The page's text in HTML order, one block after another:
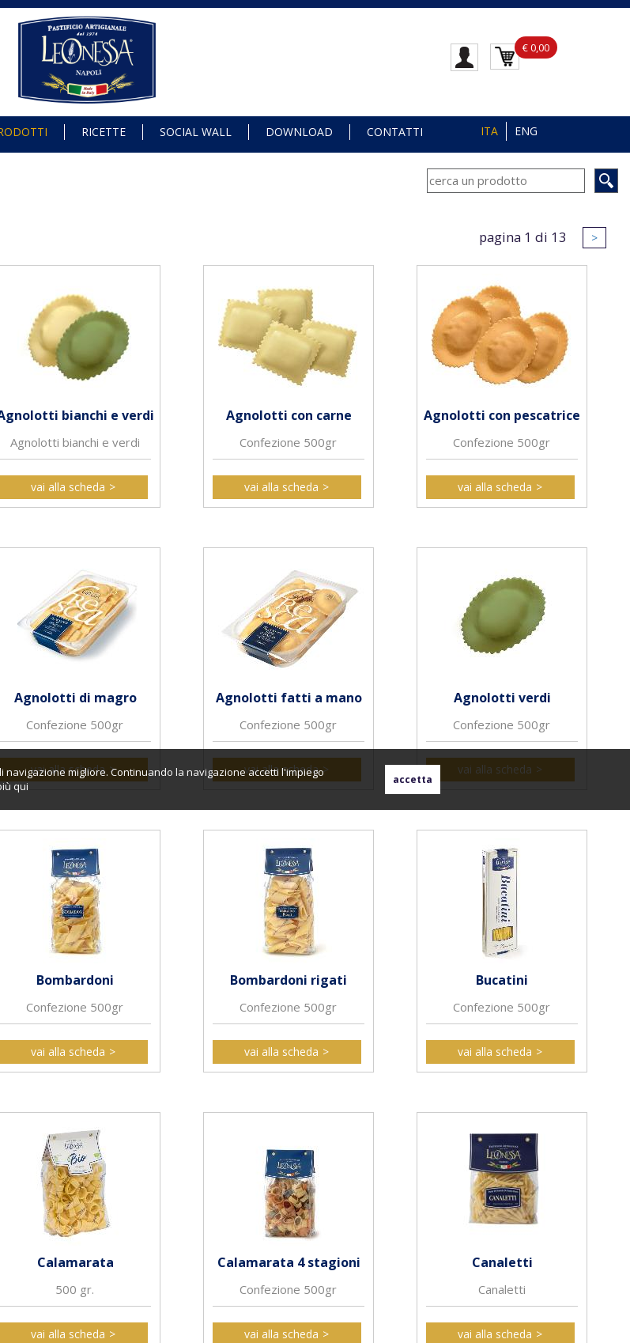
migliore. Continuando la navigazione accetti l'impiego
qui
€ 0,00
RICETTE SOCIAL WALL DOWNLOAD CONTATTI ITA ENG
pagina 1 di 13 >
bianchi e verdi
Agnolotti bianchi e verdi
vai alla scheda
Agnolotti con carne
Confezione 500gr
vai alla scheda
Agnolotti con pescatrice
Confezione 500gr
vai alla scheda
Agnolotti di magro
Confezione 500gr
vai alla scheda
Agnolotti fatti a mano
Confezione 500gr
vai alla scheda
Agnolotti verdi
Confezione 500gr
vai alla scheda
Bombardoni
Confezione 500gr
vai alla scheda
Bombardoni rigati
Confezione 500gr
vai alla scheda
Bucatini
Confezione 500gr
vai alla scheda
Calamarata
500 gr.
vai alla scheda
Calamarata 4 stagioni
Confezione 500gr
vai alla scheda
Canaletti
Canaletti
vai alla scheda